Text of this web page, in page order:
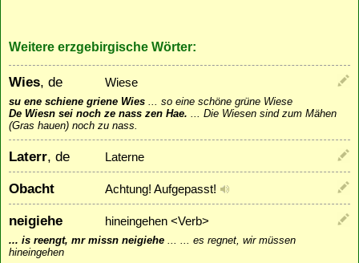
Weitere erzgebirgische Wörter:
Wies, de Wiese
su ene schiene griene Wies ... so eine schöne grüne Wiese
De Wiesn sei noch ze nass zen Hae. ... Die Wiesen sind zum Mähen
(Gras hauen) noch zu nass.
Laterr, de Laterne
Obacht Achtung! Aufgepasst!
neigiehe hineingehen <Verb>
... is reengt, mr missn neigiehe ... ... es regnet, wir müssen
hineingehen